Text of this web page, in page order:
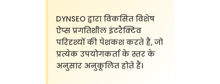
DYNSEO द्वारा विकसित विशेष
ऐप्स प्रगतिशील इंटरैक्टिव
परिदृश्यों की पेशकश करते हैं, जो
प्रत्येक उपयोगकर्ता के स्तर के
अनुसार अनुकूलित होते हैं।